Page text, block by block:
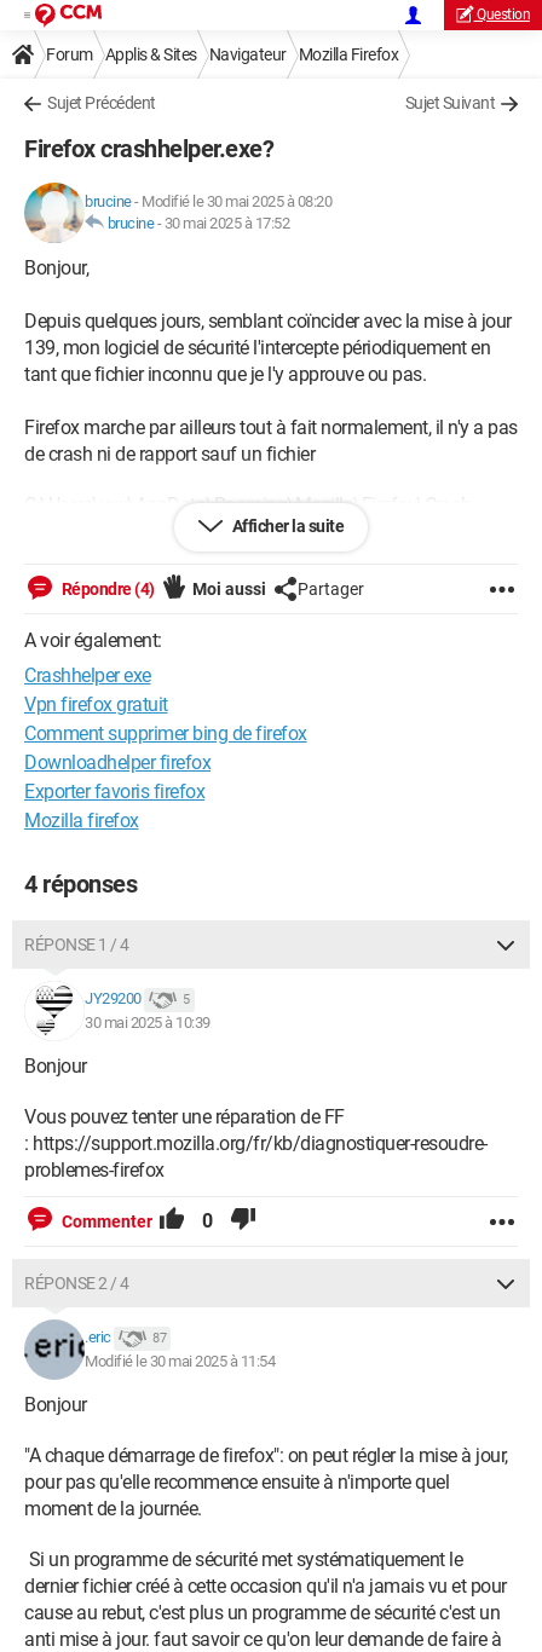
Question
Forum Applis & Sites Navigateur Mozilla Firefox
Sujet Précédent Sujet Suivant
Firefox crashhelper.exe?
brucine- Modifié le 30 mai 2025 à 08:20
brucine- 30 mai 2025 à 17:52
Bonjour,
Depuis quelques jours, semblant coïncider avec la mise à jour
139, mon logiciel de sécurité l'intercepte périodiquement en
tant que fichier inconnu que je l'y approuve ou pas.
Firefox marche par ailleurs tout à fait normalement, il n'y a pas
de crash ni de rapport sauf un fichier
C:\Users\xxx\AppData\Roaming\Mozilla\Firefox\Crash
Reports\crash_helper_server.log
qui est vierge et semble être généré, je ne suis pas sûr, à
139.0.1).
ça inspire quelqu'un?
Afficher la suite
Répondre (4) Moi aussi Partager
A voir également:
Crashhelper exe
Vpn firefox gratuit
Comment supprimer bing de firefox
Downloadhelper firefox
Exporter favoris firefox
Mozilla firefox
4 réponses
RÉPONSE 1 / 4
JY29200 5
30 mai 2025 à 10:39
Bonjour
Vous pouvez tenter une réparation de FF
: https://support.mozilla.org/fr/kb/diagnostiquer-resoudre-
problemes-firefox
Commenter 0
RÉPONSE 2 / 4
.eric 87
Modifié le 30 mai 2025 à 11:54
Bonjour
"A chaque démarrage de firefox": on peut régler la mise à jour,
pour pas qu'elle recommence ensuite à n'importe quel
moment de la journée.
Si un programme de sécurité met systématiquement le
dernier fichier créé à cette occasion qu'il n'a jamais vu et pour
cause au rebut, c'est plus un programme de sécurité c'est un
anti mise à jour. faut savoir ce qu'on leur demande de faire à